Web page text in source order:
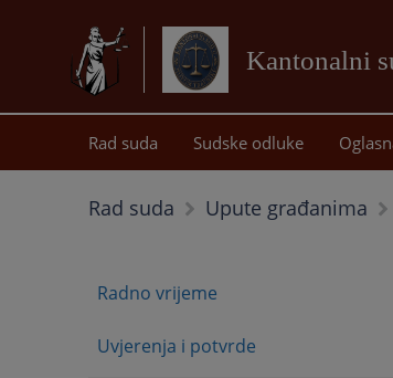
Kantonalni
Rad suda Sudske odluke
Rad suda Upute građanima
Radno vrijeme
Uvjerenja i potvrde